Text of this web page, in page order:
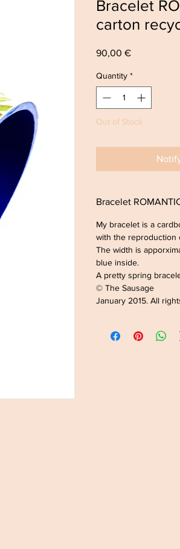
Bracelet
carton
90,00 €Price
Quantity *
Out of Stock
Bracelet
My bracelet is a
with the reproduction
The width is
blue inside.
A pretty spring
© The Sausage
January 2015. All